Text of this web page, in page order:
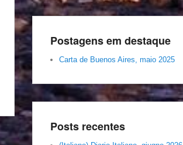
Postagens em destaque
Carta de Buenos Aires, maio 2025
Posts recentes